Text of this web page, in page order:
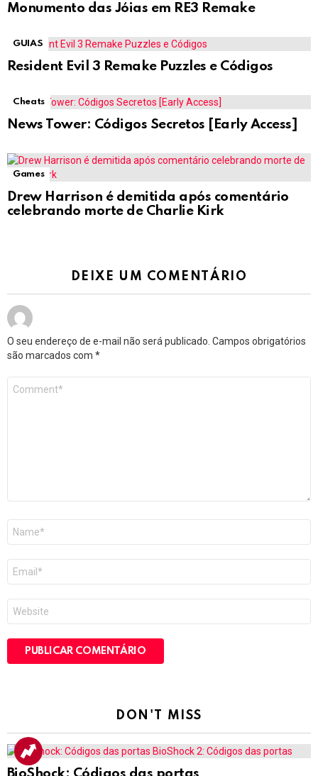
Monumento das Jóias em RE3 Remake
GUIAS
Resident Evil 3 Remake Puzzles e Códigos
Cheats
News Tower: Códigos Secretos [Early Access]
Games
Drew Harrison é demitida após comentário
celebrando morte de Charlie Kirk
DEIXE UM COMENTÁRIO
O seu endereço de e-mail não será publicado. Campos obrigatórios
são marcados com *
mail
*
DON'T MISS
BioShock: Códigos das portas